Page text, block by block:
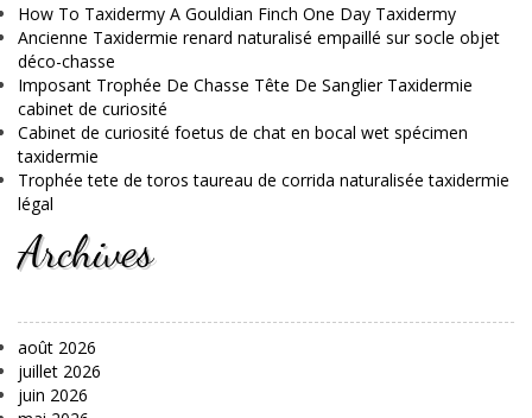
How To Taxidermy A Gouldian Finch One Day Taxidermy
Ancienne Taxidermie renard naturalisé empaillé sur socle objet
déco-chasse
Imposant Trophée De Chasse Tête De Sanglier Taxidermie
cabinet de curiosité
Cabinet de curiosité foetus de chat en bocal wet spécimen
taxidermie
Trophée tete de toros taureau de corrida naturalisée taxidermie
légal
Archives
août 2026
juillet 2026
juin 2026